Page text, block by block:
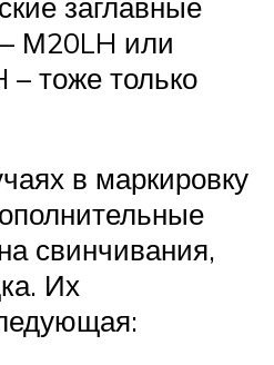
М20LH или
тоже только
в маркировку
свинчивания,
Их